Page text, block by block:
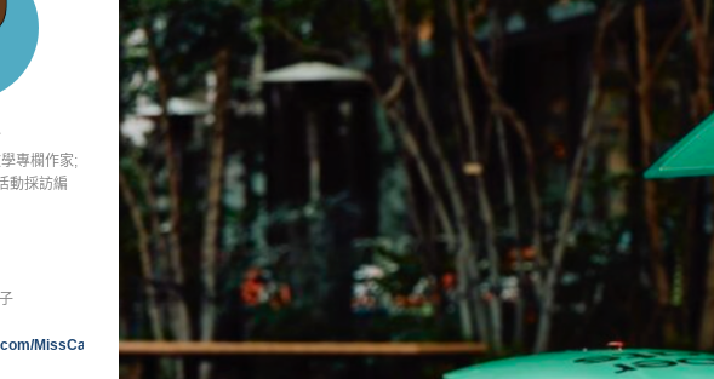
專欄作家;
動採訪編
MissCandice112